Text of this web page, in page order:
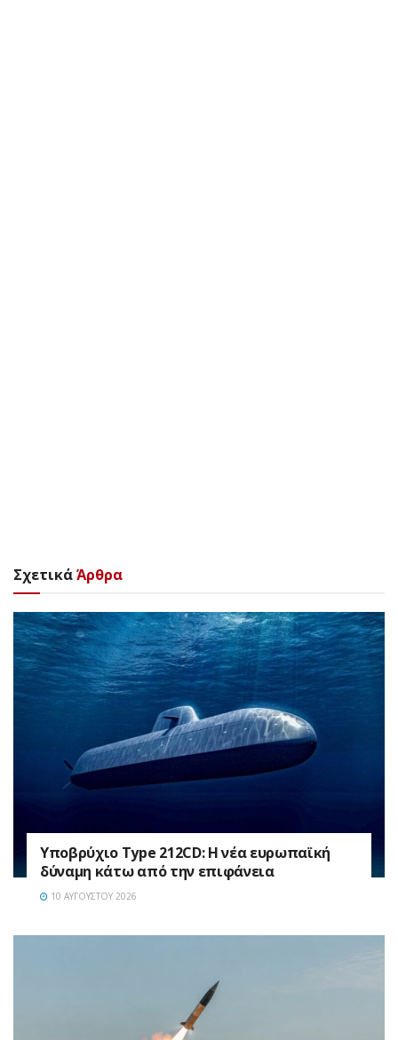
ΣχετικάΆρθρα
Υποβρύχιο Type 212CD: Η νέα ευρωπαϊκή
δύναμη κάτω από την επιφάνεια
10 ΑΥΓΟΎΣΤΟΥ 2026